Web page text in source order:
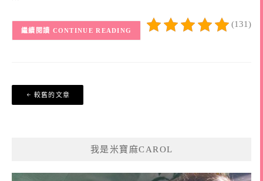
(131)
CONTINUE READING
文
章
較舊的文章
我是米寶麻CAROL